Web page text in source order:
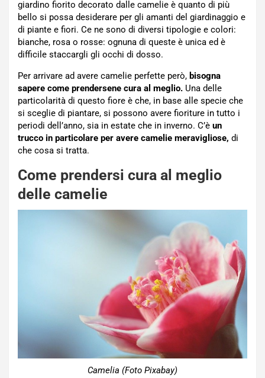
giardino fiorito decorato dalle camelie è quanto di più
bello si possa desiderare per gli amanti del giardinaggio e
di piante e fiori. Ce ne sono di diversi tipologie e colori:
bianche, rosa o rosse: ognuna di queste è unica ed è
difficile staccargli gli occhi di dosso.
Per arrivare ad avere camelie perfette però, bisogna
sapere come prendersene cura al meglio. Una delle
particolarità di questo fiore è che, in base alle specie che
si sceglie di piantare, si possono avere fioriture in tutto i
periodi dell’anno, sia in estate che in inverno. C’è un
trucco in particolare per avere camelie meravigliose, di
che cosa si tratta.
Come prendersi cura al meglio
delle camelie
Camelia (Foto Pixabay)